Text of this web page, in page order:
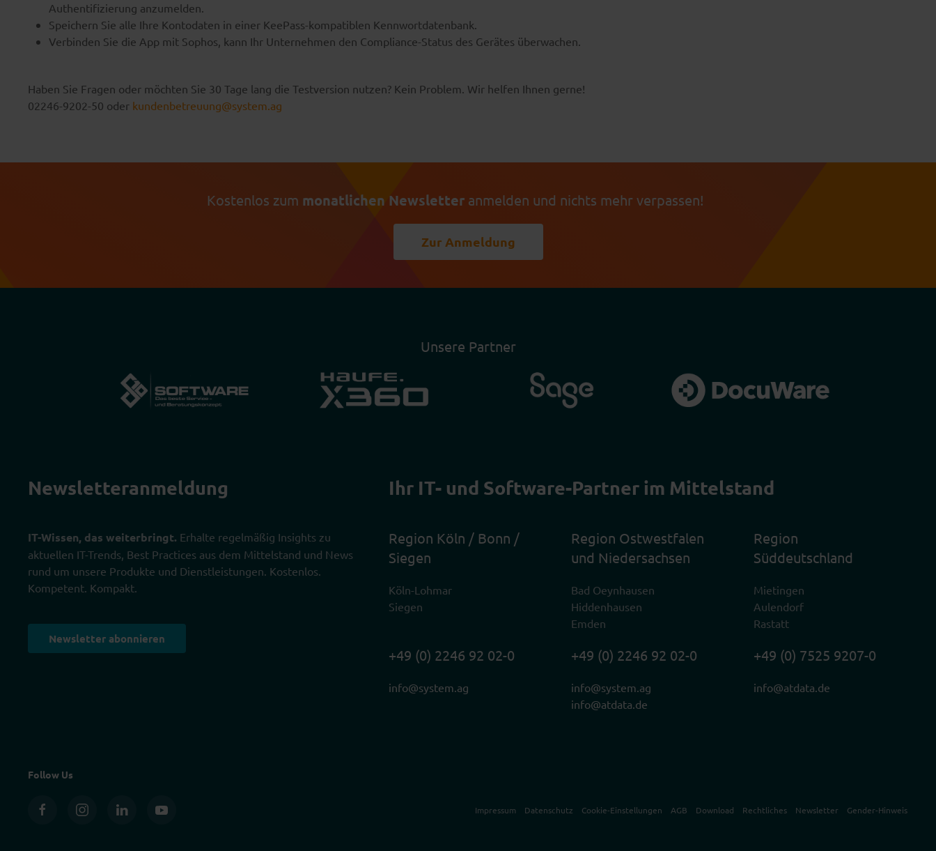
Authentifizierung anzumelden.
Speichern Sie alle Ihre Kontodaten in einer KeePass-kompatiblen Kennwortdatenbank.
Verbinden Sie die App mit Sophos, kann Ihr Unternehmen den Compliance-Status des Gerätes überwachen.
Haben Sie Fragen oder möchten Sie 30 Tage lang die Testversion nutzen? Kein Problem. Wir helfen Ihnen gerne!
02246-9202-50 oder kundenbetreuung@system.ag
Kostenlos zum monatlichen Newsletter anmelden und nichts mehr verpassen!
Zur Anmeldung
Unsere Partner
Newsletter­anmeldung
IT-Wissen, das weiterbringt. Erhalte regelmäßig Insights zu
aktuellen IT-Trends, Best Practices aus dem Mittelstand und News
rund um unsere Produkte und Dienstleistungen. Kostenlos.
Kompetent. Kompakt.
Newsletter abonnieren
Ihr IT- und Software-Partner im Mittelstand
Region Köln / Bonn /
Siegen
Köln-Lohmar
Siegen
+49 (0) 2246 92 02-0
info@system.ag
Region Ostwestfalen
und Niedersachsen
Bad Oeynhausen
Hiddenhausen
Emden
+49 (0) 2246 92 02-0
info@system.ag
info@atdata.de
Region
Süddeutschland
Mietingen
Aulendorf
Rastatt
+49 (0) 7525 9207-0
info@atdata.de
Follow Us
Impressum Datenschutz Cookie-Einstellungen AGB Download Rechtliches Newsletter Gender-Hinweis